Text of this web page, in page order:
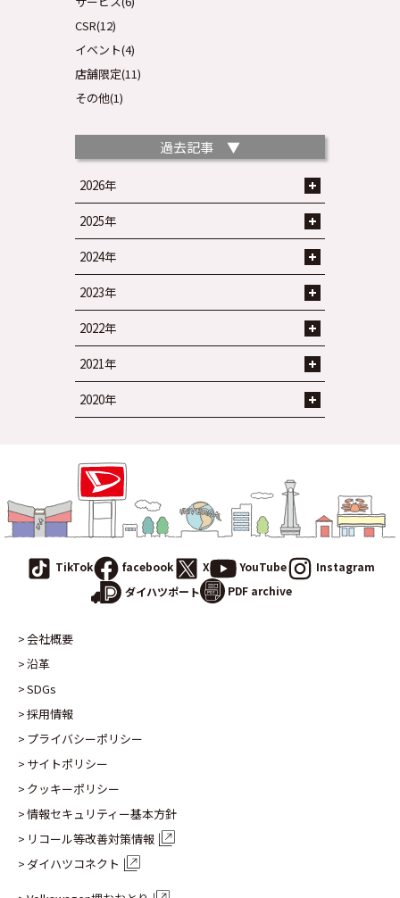
CSR(12)
イベント(4)
店舗限定(11)
その他(1)
過去記事 ▼
2026年
2025年
2024年
2023年
2022年
2021年
2020年
TikTok facebook X YouTube
Instagram
ダイハツポート
PDF archive
会社概要
沿革
SDGs
採用情報
プライバシーポリシー
サイトポリシー
クッキーポリシー
情報セキュリティー基本方針
リコール等改善対策情報
ダイハツコネクト